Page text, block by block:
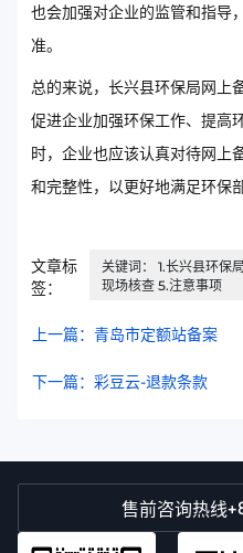
也会加强对企业的监管和指导
准。
总的来说，长兴县环保局网上
促进企业加强环保工作、提高
时，企业也应该认真对待网上
和完整性，以更好地满足环保
文章标
签：
关键词： 1.长兴县环保
现场核查 5.注意事项
上一篇：青岛市定额站备案
下一篇：彩豆云-退款条款
售前咨询热线